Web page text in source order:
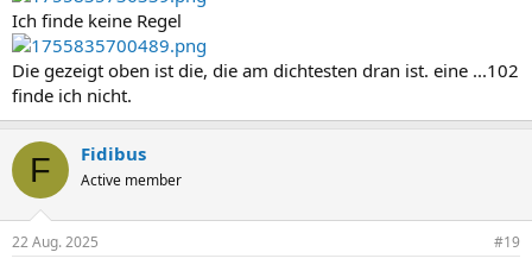
Ich finde keine Regel
Die gezeigt oben ist die, die am dichtesten dran ist. eine ...102
finde ich nicht.
F Fidibus
Active member
22 Aug. 2025 #19